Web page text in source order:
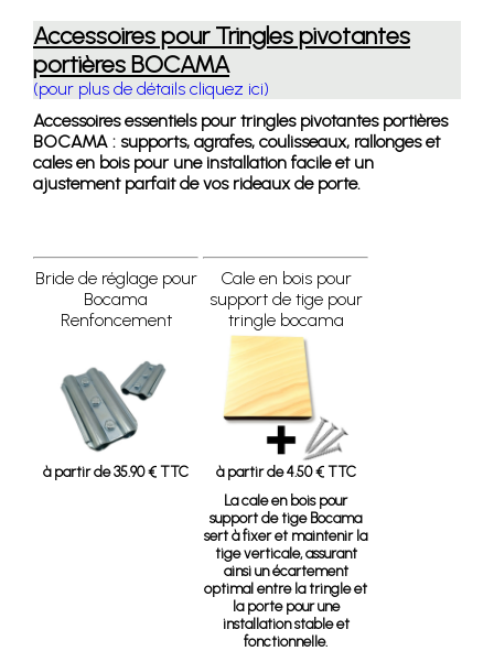
Accessoires pour Tringles pivotantes
portières BOCAMA
(pour plus de détails cliquez ici)
Accessoires essentiels pour tringles pivotantes portières
BOCAMA : supports, agrafes, coulisseaux, rallonges et
cales en bois pour une installation facile et un
ajustement parfait de vos rideaux de porte.
Bride de réglage pour
Bocama
Renfoncement
à partir de 35.90 € TTC
Cale en bois pour
support de tige pour
tringle bocama
à partir de 4.50 € TTC
La cale en bois pour
support de tige Bocama
sert à fixer et maintenir la
tige verticale, assurant
ainsi un écartement
optimal entre la tringle et
la porte pour une
installation stable et
fonctionnelle.